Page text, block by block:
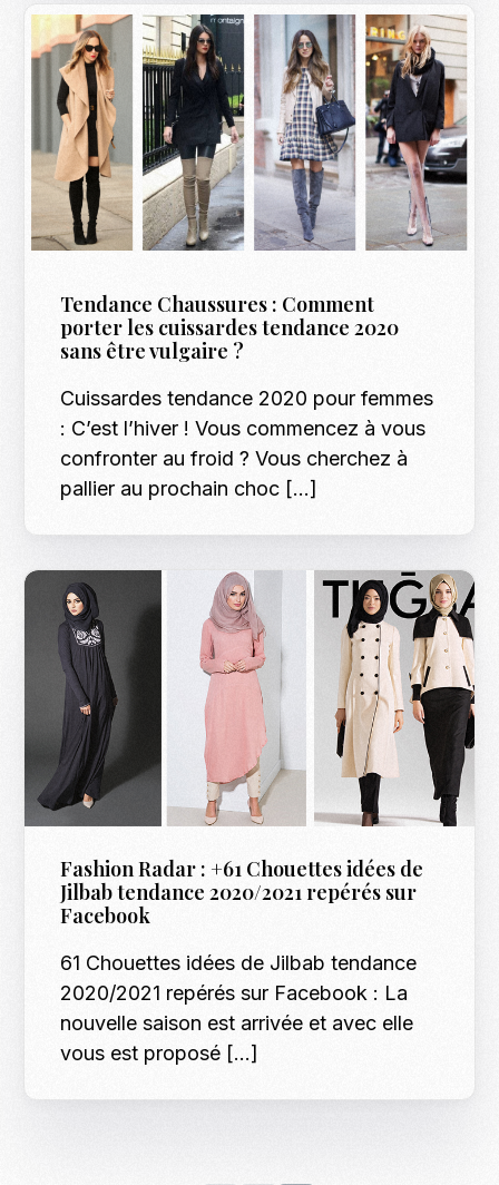
Tendance Chaussures : Comment
porter les cuissardes tendance 2020
sans être vulgaire ?
Cuissardes tendance 2020 pour femmes
: C’est l’hiver ! Vous commencez à vous
confronter au froid ? Vous cherchez à
pallier au prochain choc […]
Fashion Radar : +61 Chouettes idées de
Jilbab tendance 2020/2021 repérés sur
Facebook
61 Chouettes idées de Jilbab tendance
2020/2021 repérés sur Facebook : La
nouvelle saison est arrivée et avec elle
vous est proposé […]